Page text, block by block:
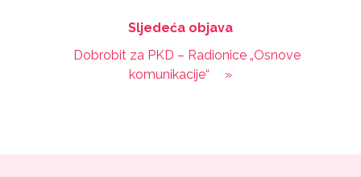
Sljedeća objava
Dobrobit za PKD – Radionice „Osnove
komunikacije“
»